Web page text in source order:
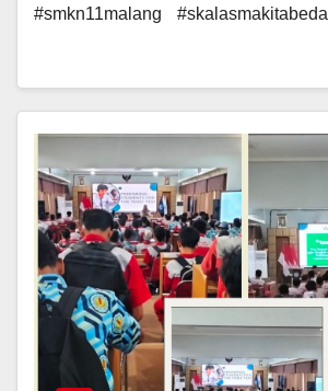
#smkn11malang #skalasmakitabeda